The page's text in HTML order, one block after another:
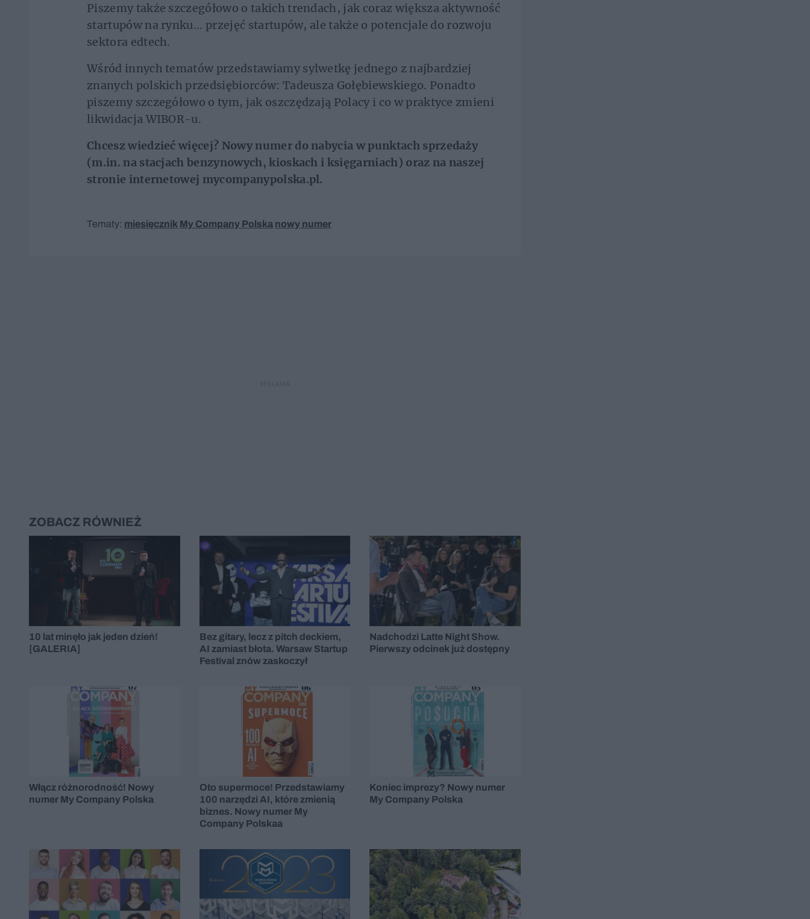
Piszemy także szczegółowo o takich trendach, jak coraz większa aktywność
startupów na rynku... przejęć startupów, ale także o potencjale do rozwoju
sektora edtech.
Wśród innych tematów przedstawiamy sylwetkę jednego z najbardziej
znanych polskich przedsiębiorców: Tadeusza Gołębiewskiego. Ponadto
piszemy szczegółowo o tym, jak oszczędzają Polacy i co w praktyce zmieni
likwidacja WIBOR-u.
Chcesz wiedzieć więcej? Nowy numer do nabycia w punktach sprzedaży
(m.in. na stacjach benzynowych, kioskach i księgarniach) oraz na naszej
stronie internetowej mycompanypolska.pl.
Tematy: miesięcznik My Company Polska nowy numer
ZOBACZ RÓWNIEŻ
10 lat minęło jak jeden dzień!
[GALERIA]
Bez gitary, lecz z pitch deckiem,
AI zamiast błota. Warsaw Startup
Festival znów zaskoczył
Nadchodzi Latte Night Show.
Pierwszy odcinek już dostępny
Włącz różnorodność! Nowy
numer My Company Polska
Oto supermoce! Przedstawiamy
100 narzędzi AI, które zmienią
biznes. Nowy numer My
Company Polskaa
Koniec imprezy? Nowy numer
My Company Polska